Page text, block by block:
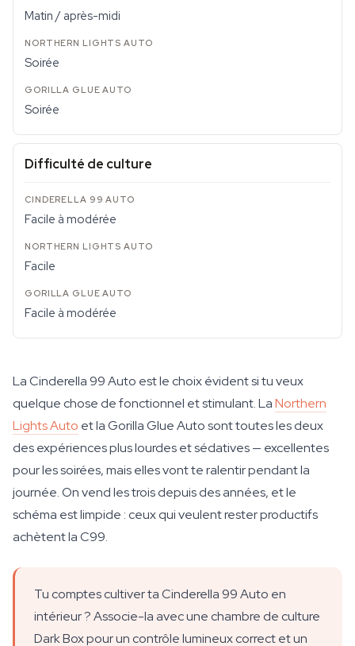
Matin / après-midi
Soirée
Soirée
Difficulté de culture
Facile à modérée
Facile
Facile à modérée
La Cinderella 99 Auto est le choix évident si tu veux
quelque chose de fonctionnel et stimulant. LaNorthern
Lights Auto et la Gorilla Glue Auto sont toutes les deux
des expériences plus lourdes et sédatives — excellentes
pour les soirées, mais elles vont te ralentir pendant la
journée. On vend les trois depuis des années, et le
schéma est limpide : ceux qui veulent rester productifs
achètent la C99.
Tu comptes cultiver ta Cinderella 99 Auto en
intérieur ? Associe-la avec une chambre de culture
Dark Box pour un contrôle lumineux correct et un